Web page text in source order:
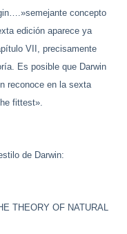
concepto
edición aparece ya
VII, precisamente
Es posible que Darwin
reconoce en la sexta
fittest».
de Darwin:
THEORY OF NATURAL